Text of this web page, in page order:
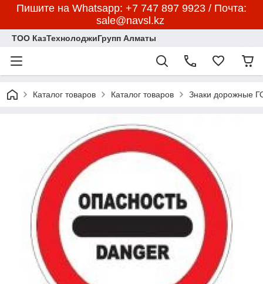
Пишите на Whatsapp: +7 747 897 9923 / Почта:
sale@navsl.kz
ТОО КазТехнолоджиГрупп Алматы
Каталог товаров Каталог товаров Знаки дорожные